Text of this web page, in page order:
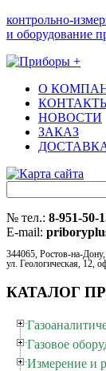
контрольно-
и оборудование
О
НОВОСТИ
ЗАКАЗ
№ тел.: 8-951-50-
E-mail:
344065, Ростов-на-Дону,
ул. Геологическая, 12,
КАТАЛОГ
Газовое
Измерение и